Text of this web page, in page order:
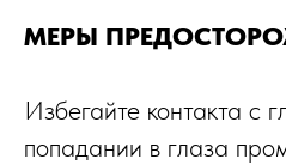
МЕРЫ
Избегайте контакта с
попадании в глаза